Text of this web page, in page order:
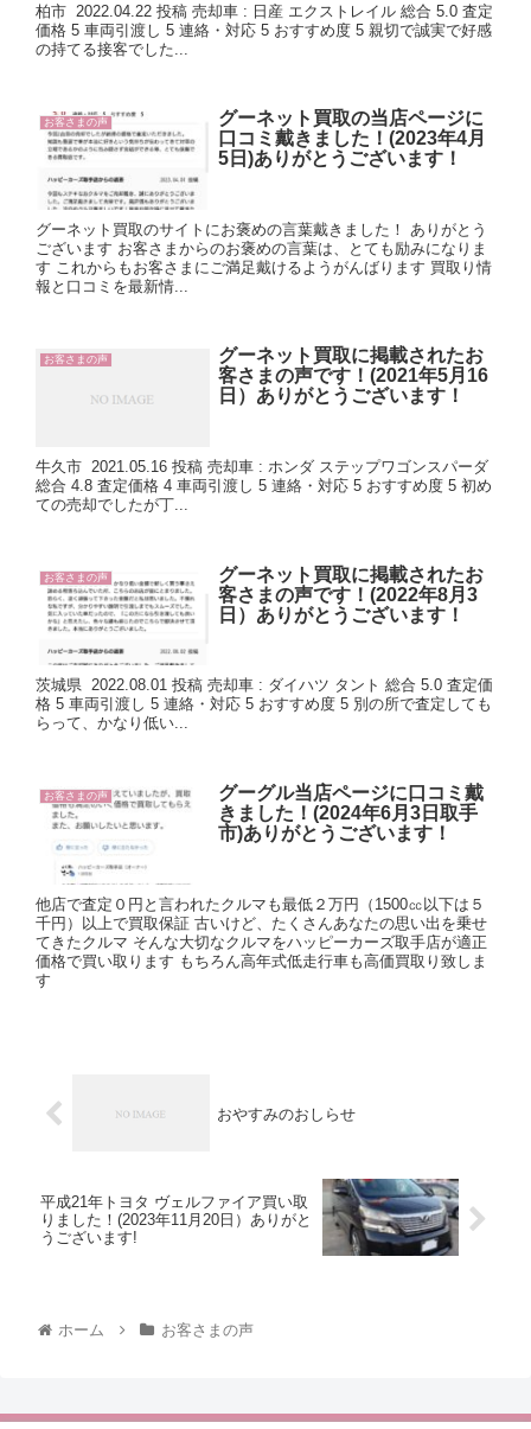
柏市 2022.04.22 投稿 売却車 : 日産 エクストレイル 総合 5.0 査定
価格 5 車両引渡し 5 連絡・対応 5 おすすめ度 5 親切で誠実で好感
の持てる接客でした...
お客さまの声
グーネット買取の当店ページに
口コミ戴きました！(2023年4月
5日)ありがとうございます！
グーネット買取のサイトにお褒めの言葉戴きました！ ありがとう
ございます お客さまからのお褒めの言葉は、とても励みになりま
す これからもお客さまにご満足戴けるようがんばります 買取り情
報と口コミを最新情...
お客さまの声
グーネット買取に掲載されたお
客さまの声です！(2021年5月16
日）ありがとうございます！
牛久市 2021.05.16 投稿 売却車 : ホンダ ステップワゴンスパーダ
総合 4.8 査定価格 4 車両引渡し 5 連絡・対応 5 おすすめ度 5 初め
ての売却でしたが丁...
お客さまの声
グーネット買取に掲載されたお
客さまの声です！(2022年8月3
日）ありがとうございます！
茨城県 2022.08.01 投稿 売却車 : ダイハツ タント 総合 5.0 査定価
格 5 車両引渡し 5 連絡・対応 5 おすすめ度 5 別の所で査定しても
らって、かなり低い...
お客さまの声
グーグル当店ページに口コミ戴
きました！(2024年6月3日取手
市)ありがとうございます！
他店で査定０円と言われたクルマも最低２万円（1500㏄以下は５
千円）以上で買取保証 古いけど、たくさんあなたの思い出を乗せ
てきたクルマ そんな大切なクルマをハッピーカーズ取手店が適正
価格で買い取ります もちろん高年式低走行車も高価買取り致しま
す
おやすみのおしらせ
平成21年トヨタ ヴェルファイア買い取
りました！(2023年11月20日）ありがと
うございます!
ホーム お客さまの声